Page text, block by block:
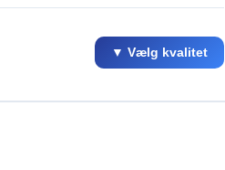
▼ Vælg kvalitet